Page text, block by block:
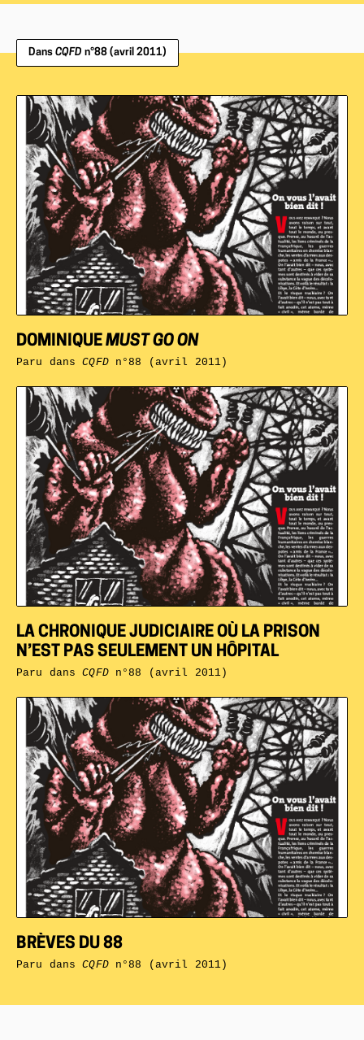
Dans CQFD n°88 (avril 2011)
BRÈVES DU 88
Paru dansCQFDn°88 (avril 2011)
LA CHRONIQUE JUDICIAIRE OÙ LA PRISON
N’EST PAS SEULEMENT UN HÔPITAL
Paru dansCQFDn°88 (avril 2011)
DOMINIQUE MUST GO ON
Paru dansCQFDn°88 (avril 2011)